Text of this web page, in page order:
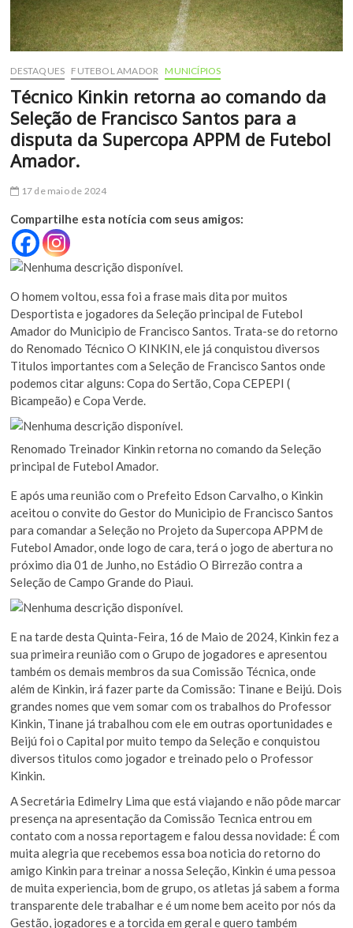
DESTAQUES FUTEBOL AMADOR MUNICÍPIOS
Técnico Kinkin retorna ao comando da
Seleção de Francisco Santos para a
disputa da Supercopa APPM de Futebol
Amador.
17 de maio de 2024
Compartilhe esta notícia com seus amigos:
O homem voltou, essa foi a frase mais dita por muitos
Desportista e jogadores da Seleção principal de Futebol
Amador do Municipio de Francisco Santos. Trata-se do retorno
do Renomado Técnico O KINKIN, ele já conquistou diversos
Titulos importantes com a Seleção de Francisco Santos onde
podemos citar alguns: Copa do Sertão, Copa CEPEPI (
Bicampeão) e Copa Verde.
Renomado Treinador Kinkin retorna no comando da Seleção
principal de Futebol Amador.
E após uma reunião com o Prefeito Edson Carvalho, o Kinkin
aceitou o convite do Gestor do Municipio de Francisco Santos
para comandar a Seleção no Projeto da Supercopa APPM de
Futebol Amador, onde logo de cara, terá o jogo de abertura no
próximo dia 01 de Junho, no Estádio O Birrezão contra a
Seleção de Campo Grande do Piaui.
E na tarde desta Quinta-Feira, 16 de Maio de 2024, Kinkin fez a
sua primeira reunião com o Grupo de jogadores e apresentou
também os demais membros da sua Comissão Técnica, onde
além de Kinkin, irá fazer parte da Comissão: Tinane e Beijú. Dois
grandes nomes que vem somar com os trabalhos do Professor
Kinkin, Tinane já trabalhou com ele em outras oportunidades e
Beijú foi o Capital por muito tempo da Seleção e conquistou
diversos titulos como jogador e treinado pelo o Professor
Kinkin.
A Secretária Edimelry Lima que está viajando e não pôde marcar
presença na apresentação da Comissão Tecnica entrou em
contato com a nossa reportagem e falou dessa novidade: É com
muita alegria que recebemos essa boa noticia do retorno do
amigo Kinkin para treinar a nossa Seleção, Kinkin é uma pessoa
de muita experiencia, bom de grupo, os atletas já sabem a forma
transparente dele trabalhar e é um nome bem aceito por nós da
Gestão, jogadores e a torcida em geral e quero também